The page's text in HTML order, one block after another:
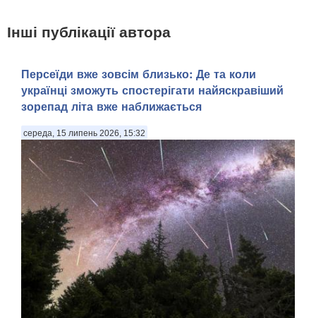
Інші публікації автора
Персеїди вже зовсім близько: Де та коли
українці зможуть спостерігати найяскравіший
зорепад літа вже наближається
середа, 15 липень 2026, 15:32